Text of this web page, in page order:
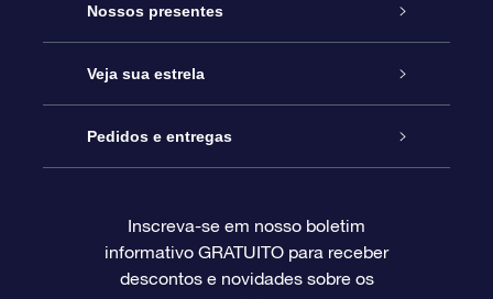
Serviço
Entre em contato conosco
Blog
Avaliações
Nossos presentes
Presente estrelar on-line
Pacote de presente da OSR
O cartão de presente da OSR
Veja sua estrela
Star Register
Página estelar personalizada
Pedidos e entregas
Informações de pagamento
Inscreva-se em nosso boletim
informativo GRATUITO para receber
descontos e novidades sobre os